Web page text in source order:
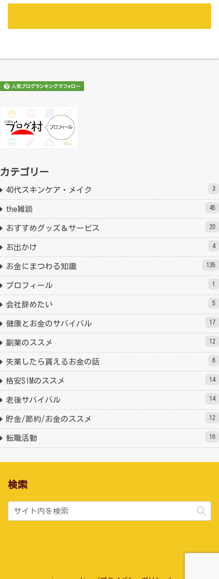
カテゴリー
40代スキンケア・メイク 3
the雑談 45
おすすめグッズ＆サービス 20
お出かけ 4
お金にまつわる知識 135
プロフィール 1
会社辞めたい 5
健康とお金のサバイバル 17
副業のススメ 12
失業したら貰えるお金の話 6
格安SIMのススメ 14
老後サバイバル 14
貯金/節約/お金のススメ 12
転職活動 16
検索